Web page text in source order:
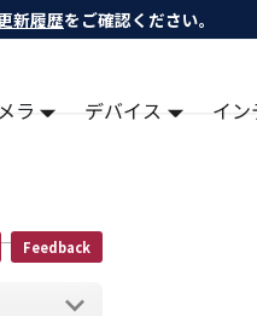
新履歴をご確認ください。
ラ デバイス イ
Feedback